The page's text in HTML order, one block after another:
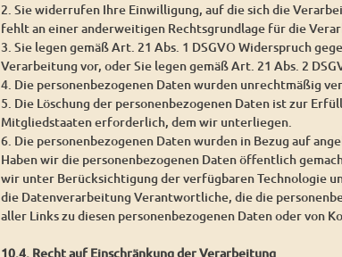
2. Sie widerrufen Ihre Einwilligung, auf die sich die
fehlt an einer anderweitigen Rechtsgrundlage für die
3. Sie legen gemäß Art. 21 Abs. 1 DSGVO Widerspruch
Verarbeitung vor, oder Sie legen gemäß Art. 21 Abs. 2
4. Die personenbezogenen Daten wurden unrechtmäßig
5. Die Löschung der personenbezogenen Daten ist zur
Mitgliedstaaten erforderlich, dem wir unterliegen.
6. Die personenbezogenen Daten wurden in Bezug auf
Haben wir die personenbezogenen Daten öffentlich
wir unter Berücksichtigung der verfügbaren Technologie
die Datenverarbeitung Verantwortliche, die die
aller Links zu diesen personenbezogenen Daten oder von
10.4. Recht auf Einschränkung der Verarbeitung